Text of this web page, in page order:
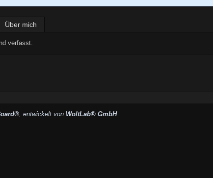
Über mich
verfasst.
, entwickelt von WoltLab® GmbH